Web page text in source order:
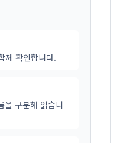
께 확인합니다.
을 구분해 읽습니